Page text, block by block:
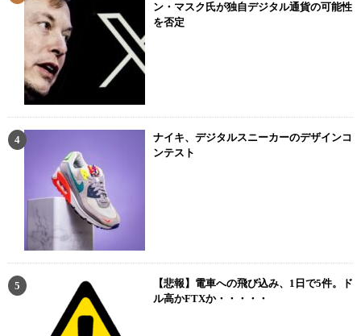
ン・マスク氏が独自デジタル通貨の可能性
を否定
ナイキ、デジタルスニーカーのデザインコ
ンテスト
【悲報】電車への飛び込み、1日で5件。ド
ル高かFTXか・・・・・